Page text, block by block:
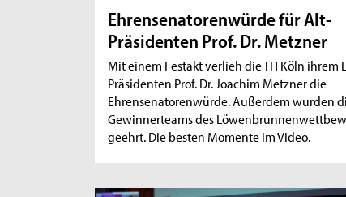
Ehrensenatorenwürde für Alt-
Präsidenten Prof. Dr. Metzner
Mit einem Festakt verlieh die TH Köln ihrem
Präsidenten Prof. Dr. Joachim Metzner die
Ehrensenatorenwürde. Außerdem wurden
Gewinnerteams des
geehrt. Die besten Momente im Video.